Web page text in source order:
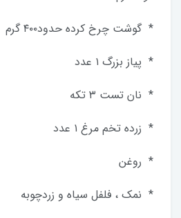
* گوشت چرخ کرده حدود۴۰۰ گرم
* پیاز بزرگ ۱ عدد
* نان تست ۳ تکه
* زرده تخم مرغ ۱ عدد
* روغن
* نمک ، فلفل سیاه و زردچوبه